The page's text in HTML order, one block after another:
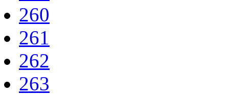
260
261
262
263